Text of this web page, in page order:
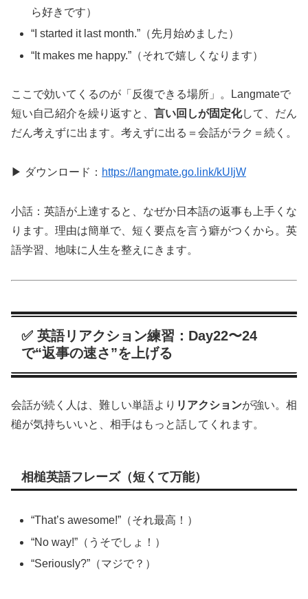
ら好きです）
“I started it last month.”（先月始めました）
“It makes me happy.”（それで嬉しくなります）
ここで効いてくるのが「反復できる場所」。Langmateで
短い自己紹介を繰り返すと、 言い回しが固定化して、だん
だん考えずに出ます。考えずに出る＝会話がラク＝続く。
▶ ダウンロード： https://langmate.go.link/kUIjW
小話：英語が上達すると、なぜか日本語の返事も上手くな
ります。理由は簡単で、短く要点を言う癖がつくから。英
語学習、地味に人生を整えにきます。
✅ 英語リアクション練習：Day22〜24
で“返事の速さ”を上げる
会話が続く人は、難しい単語より リアクションが強い。相
槌が気持ちいいと、相手はもっと話してくれます。
相槌英語フレーズ（短くて万能）
“That’s awesome!”（それ最高！）
“No way!”（うそでしょ！）
“Seriously?”（マジで？）